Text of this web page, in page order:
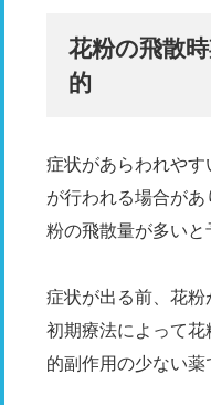
花粉の飛散
的
症状があらわれや
が行われる場合が
粉の飛散量が多い
症状が出る前、花
初期療法によって
的副作用の少ない